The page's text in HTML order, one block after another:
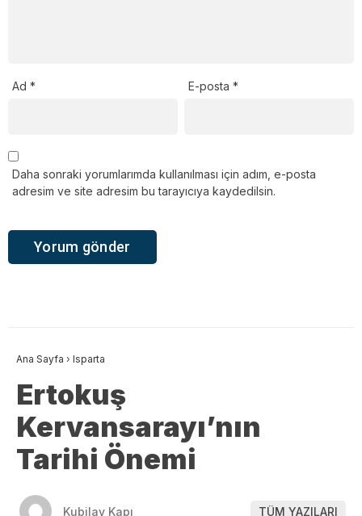
Ad * E-posta*
Daha sonraki yorumlarımda kullanılması için adım, e-posta
adresim ve site adresim bu tarayıcıya kaydedilsin.
Ana Sayfa › Isparta
Ertokuş
Kervansarayı’nın
Tarihi Önemi
Kubilay Kapı TÜM YAZILARI